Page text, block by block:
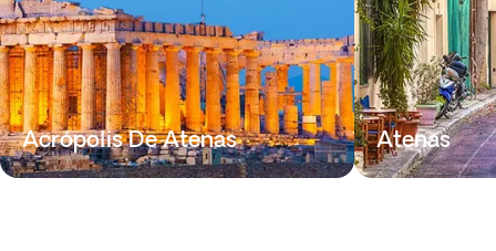
Acrópolis De Atenas Atenas